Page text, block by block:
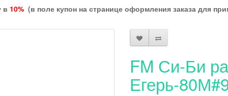
в 10% (в поле купон на странице оформления заказа для
FM Си-Би
Егерь-